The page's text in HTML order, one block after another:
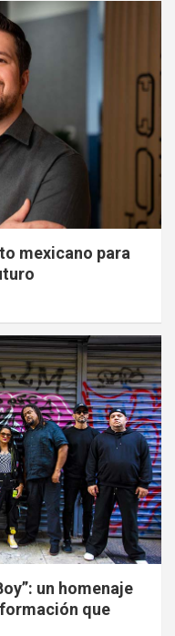
mexicano para
un homenaje
que